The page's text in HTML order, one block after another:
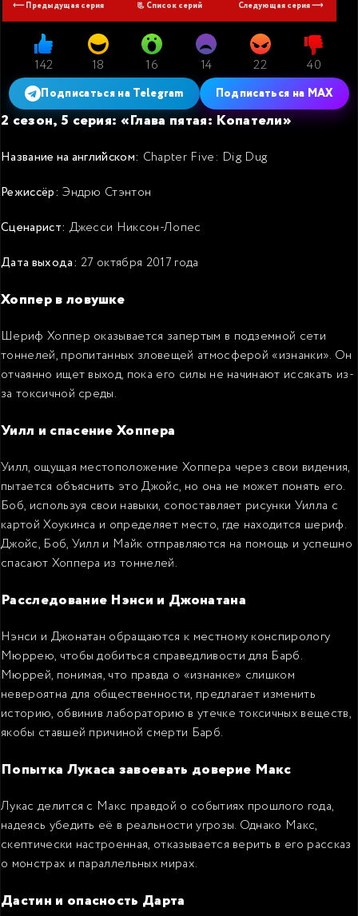
⟵ Предыдущая серия 📃 Список серий Следующая серия ⟶
142 18 16 14 22 40
Подписаться на Telegram Подписаться на MAX
2 сезон, 5 серия: «Глава пятая: Копатели»
Название на английском: Chapter Five: Dig Dug
Режиссёр: Эндрю Стэнтон
Сценарист: Джесси Никсон-Лопес
Дата выхода: 27 октября 2017 года
Хоппер в ловушке
Шериф Хоппер оказывается запертым в подземной сети
тоннелей, пропитанных зловещей атмосферой «изнанки». Он
отчаянно ищет выход, пока его силы не начинают иссякать из-
за токсичной среды.
Уилл и спасение Хоппера
Уилл, ощущая местоположение Хоппера через свои видения,
пытается объяснить это Джойс, но она не может понять его.
Боб, используя свои навыки, сопоставляет рисунки Уилла с
картой Хоукинса и определяет место, где находится шериф.
Джойс, Боб, Уилл и Майк отправляются на помощь и успешно
спасают Хоппера из тоннелей.
Расследование Нэнси и Джонатана
Нэнси и Джонатан обращаются к местному конспирологу
Мюррею, чтобы добиться справедливости для Барб.
Мюррей, понимая, что правда о «изнанке» слишком
невероятна для общественности, предлагает изменить
историю, обвинив лабораторию в утечке токсичных веществ,
якобы ставшей причиной смерти Барб.
Попытка Лукаса завоевать доверие Макс
Лукас делится с Макс правдой о событиях прошлого года,
надеясь убедить её в реальности угрозы. Однако Макс,
скептически настроенная, отказывается верить в его рассказ
о монстрах и параллельных мирах.
Дастин и опасность Дарта